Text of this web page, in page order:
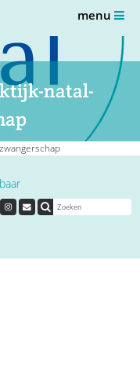
natal-
menu